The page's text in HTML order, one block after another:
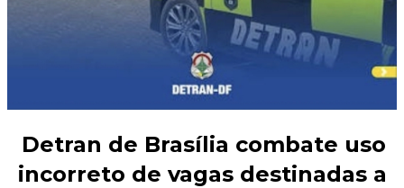
Detran de Brasília combate uso
incorreto de vagas destinadas a